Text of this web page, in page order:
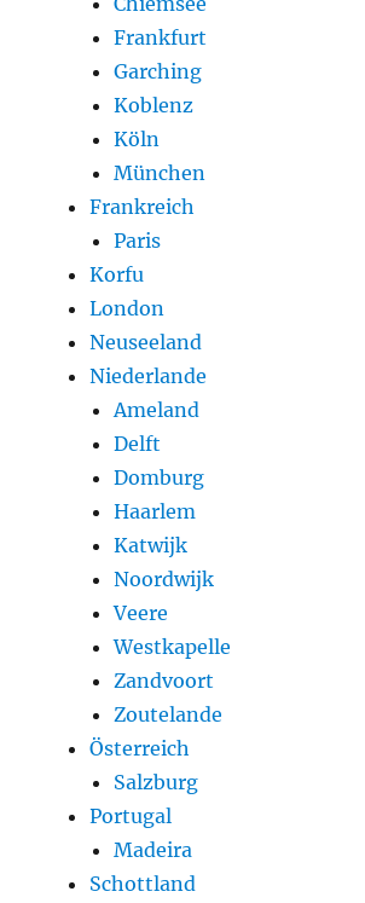
Frankfurt
Garching
Koblenz
Köln
München
Frankreich
Paris
Korfu
London
Neuseeland
Niederlande
Ameland
Delft
Domburg
Haarlem
Katwijk
Noordwijk
Veere
Westkapelle
Zandvoort
Zoutelande
Österreich
Salzburg
Portugal
Madeira
Schottland